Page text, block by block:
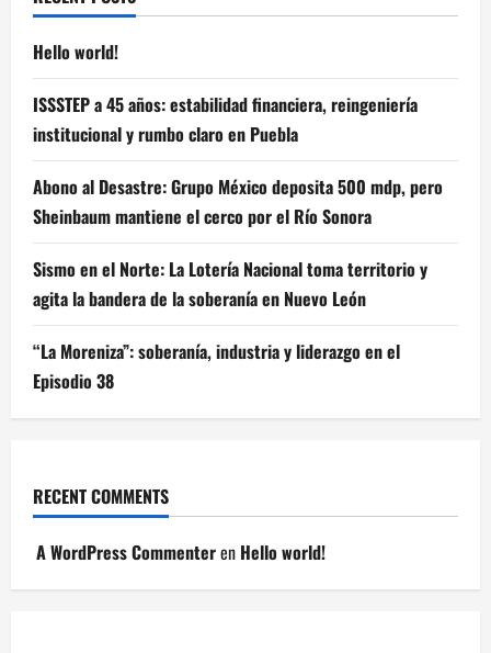
Hello world!
ISSSTEP a 45 años: estabilidad financiera, reingeniería
institucional y rumbo claro en Puebla
Abono al Desastre: Grupo México deposita 500 mdp, pero
Sheinbaum mantiene el cerco por el Río Sonora
Sismo en el Norte: La Lotería Nacional toma territorio y
agita la bandera de la soberanía en Nuevo León
“La Moreniza”: soberanía, industria y liderazgo en el
Episodio 38
RECENT COMMENTS
A WordPress Commenteren Hello world!